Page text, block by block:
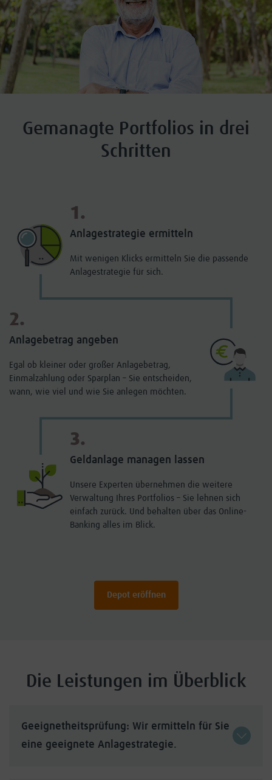
Gemanagte Portfolios in drei
Schritten
1.
Anlagestrategie ermitteln
Mit wenigen Klicks ermitteln Sie die passende
Anlagestrategie für sich.
2.
Anlagebetrag angeben
Egal ob kleiner oder großer Anlagebetrag,
Einmalzahlung oder Sparplan – Sie entscheiden,
wann, wie viel und wie Sie anlegen möchten.
3.
Geldanlage managen lassen
Unsere Experten übernehmen die weitere
Verwaltung Ihres Portfolios – Sie lehnen sich
einfach zurück. Und behalten über das Online-
Banking alles im Blick.
Depot eröffnen
Die Leistungen im Überblick
Geeignetheitsprüfung: Wir ermitteln für Sie
eine geeignete Anlagestrategie.